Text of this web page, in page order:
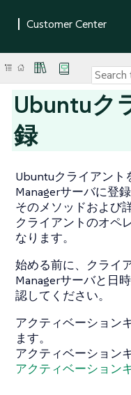
Ubuntuク
録
Ubuntuクライアント
Managerサーバに登録
そのメソッドおよび
クライアントのオペ
なります。
始める前に、クライ
Managerサーバと日
認してください。
アクティベーション
ます。
アクティベーション
アクティベーション